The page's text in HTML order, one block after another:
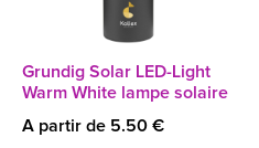
Grundig Solar LED-Light
Warm White lampe solaire
A partir de 5.50 €